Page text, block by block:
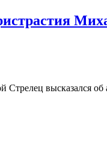
высказался